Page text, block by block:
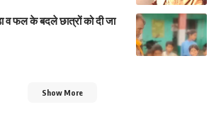
व फल के बदले छात्रों को दी जा
Show More